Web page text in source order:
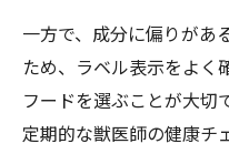
一方で、成分に偏りがあ
ため、ラベル表示をよく
フードを選ぶことが大切
定期的な獣医師の健康チ